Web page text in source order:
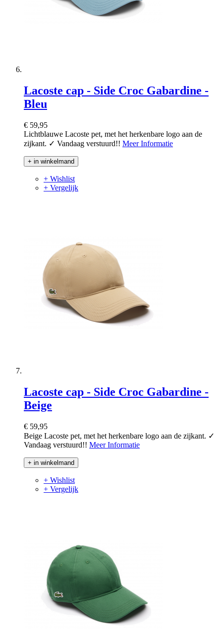
Lacoste cap - Side Croc Gabardine -
Bleu
€ 59,95
Lichtblauwe Lacoste pet, met het herkenbare logo aan de
zijkant. ✓ Vandaag verstuurd!! Meer Informatie
+ in winkelmand
+ Wishlist
+ Vergelijk
Lacoste cap - Side Croc Gabardine -
Beige
€ 59,95
Beige Lacoste pet, met het herkenbare logo aan de zijkant. ✓
Vandaag verstuurd!! Meer Informatie
+ in winkelmand
+ Wishlist
+ Vergelijk